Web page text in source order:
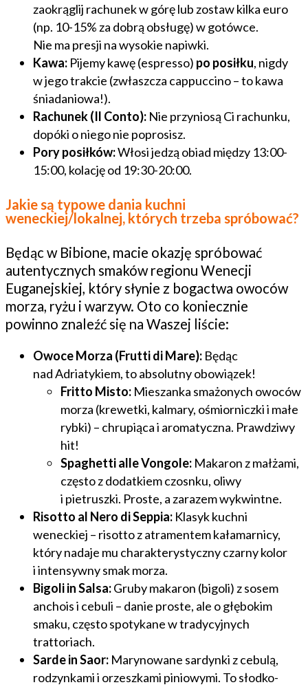
zaokrąglij rachunek w górę lub zostaw kilka euro
(np. 10-15% za dobrą obsługę) w gotówce.
Nie ma presji na wysokie napiwki.
Kawa: Pijemy kawę (espresso) po posiłku, nigdy
w jego trakcie (zwłaszcza cappuccino – to kawa
śniadaniowa!).
Rachunek (Il Conto): Nie przyniosą Ci rachunku,
dopóki o niego nie poprosisz.
Pory posiłków:Włosi jedzą obiad między 13:00-
15:00, kolację od 19:30-20:00.
Jakie są typowe dania kuchni
weneckiej/lokalnej, których trzeba spróbować?
Będąc w Bibione, macie okazję spróbować
autentycznych smaków regionu Wenecji
Euganejskiej, który słynie z bogactwa owoców
morza, ryżu i warzyw. Oto co koniecznie
powinno znaleźć się na Waszej liście:
Owoce Morza (Frutti di Mare): Będąc
nad Adriatykiem, to absolutny obowiązek!
Fritto Misto: Mieszanka smażonych owoców
morza (krewetki, kalmary, ośmiorniczki i małe
rybki) – chrupiąca i aromatyczna. Prawdziwy
hit!
Spaghetti alle Vongole: Makaron z małżami,
często z dodatkiem czosnku, oliwy
i pietruszki. Proste, a zarazem wykwintne.
Risotto al Nero di Seppia: Klasyk kuchni
weneckiej – risotto z atramentem kałamarnicy,
który nadaje mu charakterystyczny czarny kolor
i intensywny smak morza.
Bigoli in Salsa:Gruby makaron (bigoli) z sosem
anchois i cebuli – danie proste, ale o głębokim
smaku, często spotykane w tradycyjnych
trattoriach.
Sarde in Saor: Marynowane sardynki z cebulą,
rodzynkami i orzeszkami piniowymi. To słodko-